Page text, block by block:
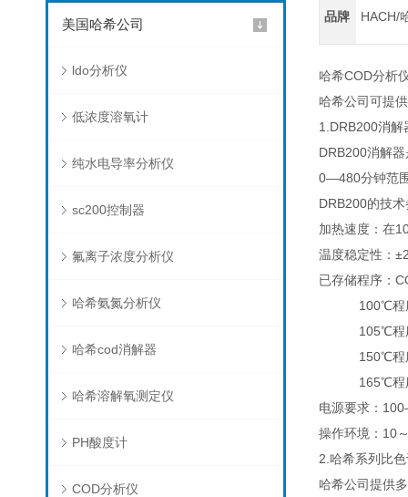
美国哈希公司
ldo分析仪
低浓度溶氧计
纯水电导率分析仪
sc200控制器
氟离子浓度分析仪
哈希氨氮分析仪
哈希cod消解器
哈希溶解氧测定仪
PH酸度计
COD分析仪
品牌 HACH/
哈希COD分析
哈希公司可提
1.DRB200消解
DRB200消解
0—480分钟范
DRB200的技
加热速度：在
温度稳定性：
已存储程序：
100℃程序
105℃程序
150℃程序
165℃程序
电源要求：
操作环境：10
2.哈希系列比
哈希公司提供